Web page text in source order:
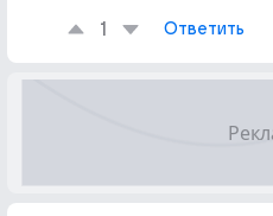
1 Ответить